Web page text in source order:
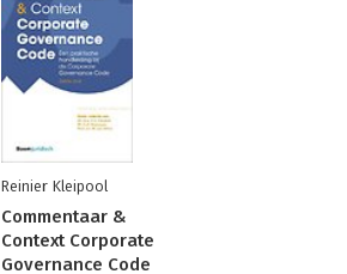
Reinier Kleipool
Commentaar &
Context Corporate
Governance Code